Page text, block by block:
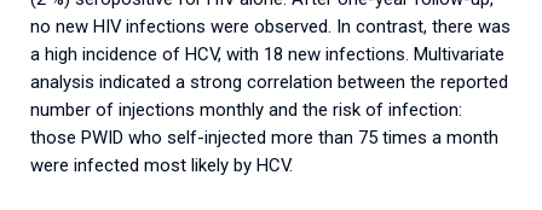
no new HIV infections were observed. In contrast, there was
a high incidence of HCV, with 18 new infections. Multivariate
analysis indicated a strong correlation between the reported
number of injections monthly and the risk of infection:
those PWID who self-injected more than 75 times a month
were infected most likely by HCV.